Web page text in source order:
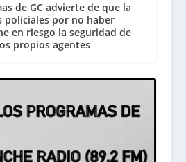
de GC advierte de que la
policiales por no haber
en riesgo la seguridad de
propios agentes